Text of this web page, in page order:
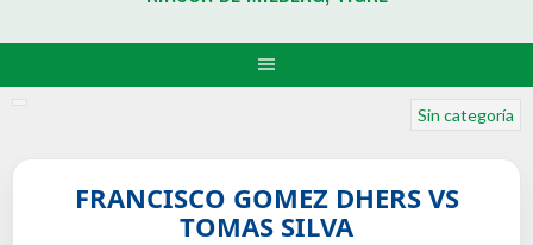
Sin categoría
FRANCISCO GOMEZ DHERS VS
TOMAS SILVA